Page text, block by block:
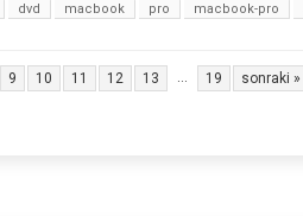
dvd macbook pro macbook-pro
9 10 11 12 13 ... 19 sonraki »